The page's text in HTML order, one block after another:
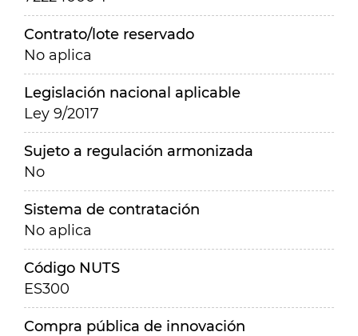
Contrato/lote reservado
No aplica
Legislación nacional aplicable
Ley 9/2017
Sujeto a regulación armonizada
No
Sistema de contratación
No aplica
Código NUTS
ES300
Compra pública de innovación